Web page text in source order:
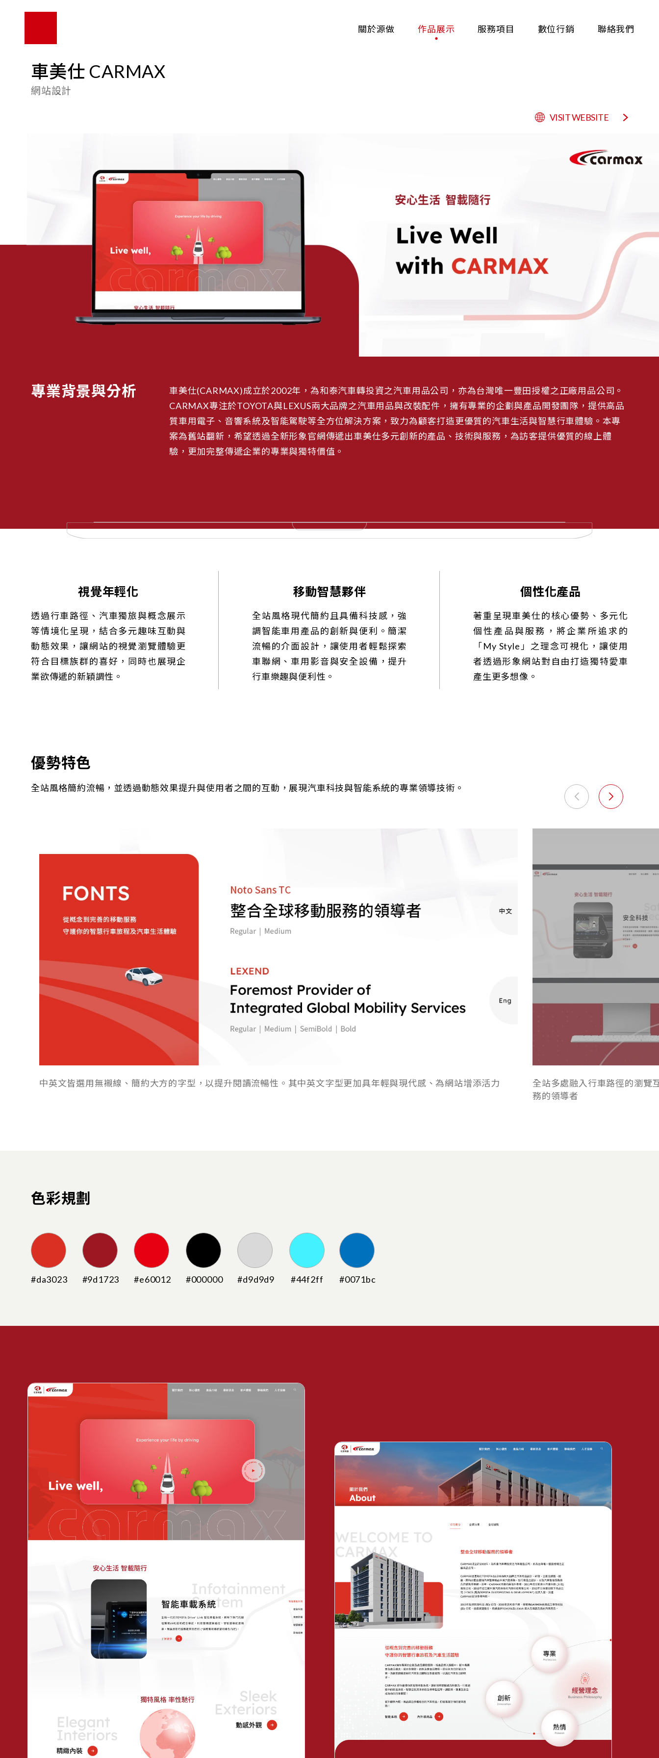
關於源做 作品展示 服務項目 數位行銷 聯絡我們
車美仕 CARMAX
網站設計
VISIT WEBSITE
專業背景與分析
車美仕(CARMAX)成立於2002年，為和泰汽車轉投資之汽車用品公司，亦為台灣唯一豐田授權之正廠用品公司。
CARMAX專注於TOYOTA與LEXUS兩大品牌之汽車用品與改裝配件，擁有專業的企劃與產品開發團隊，提供高品
質車用電子、音響系統及智能駕駛等全方位解決方案，致力為顧客打造更優質的汽車生活與智慧行車體驗。本專
案為舊站翻新，希望透過全新形象官網傳遞出車美仕多元創新的產品、技術與服務，為訪客提供優質的線上體
驗，更加完整傳遞企業的專業與獨特價值。
視覺年輕化
透過行車路徑、汽車獨旅與概念展示
等情境化呈現，結合多元趣味互動與
動態效果，讓網站的視覺瀏覽體驗更
符合目標族群的喜好，同時也展現企
業欲傳遞的新穎調性。
移動智慧夥伴
全站風格現代簡約且具備科技感，強
調智能車用產品的創新與便利。簡潔
流暢的介面設計，讓使用者輕鬆探索
車聯網、車用影音與安全設備，提升
行車樂趣與便利性。
個性化產品
著重呈現車美仕的核心優勢、多元化
個性產品與服務，將企業所追求的
「My Style」之理念可視化，讓使用
者透過形象網站對自由打造獨特愛車
產生更多想像。
優勢特色
全站風格簡約流暢，並透過動態效果提升與使用者之間的互動，展現汽車科技與智能系統的專業領導技術。
中英文皆選用無襯線、簡約大方的字型，以提升閱讀流暢性。其中英文字型更加具年輕與現代感、為網站增添活力
全站多處融入行車路徑的瀏覽
務的領導者
色彩規劃
#da3023 #9d1723 #e60012 #000000 #d9d9d9 #44f2ff #0071bc